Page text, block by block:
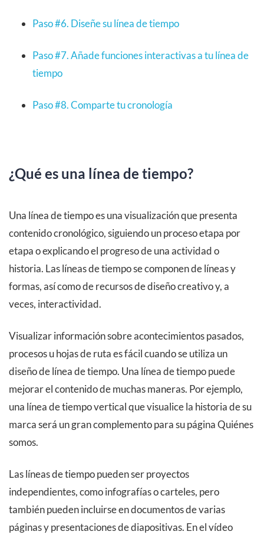
Paso #6. Diseñe su línea de tiempo
Paso #7. Añade funciones interactivas a tu línea de
tiempo
Paso #8. Comparte tu cronología
¿Qué es una línea de tiempo?
Una línea de tiempo es una visualización que presenta
contenido cronológico, siguiendo un proceso etapa por
etapa o explicando el progreso de una actividad o
historia. Las líneas de tiempo se componen de líneas y
formas, así como de recursos de diseño creativo y, a
veces, interactividad.
Visualizar información sobre acontecimientos pasados,
procesos u hojas de ruta es fácil cuando se utiliza un
diseño de línea de tiempo. Una línea de tiempo puede
mejorar el contenido de muchas maneras. Por ejemplo,
una línea de tiempo vertical que visualice la historia de su
marca será un gran complemento para su página Quiénes
somos.
Las líneas de tiempo pueden ser proyectos
independientes, como infografías o carteles, pero
también pueden incluirse en documentos de varias
páginas y presentaciones de diapositivas. En el vídeo